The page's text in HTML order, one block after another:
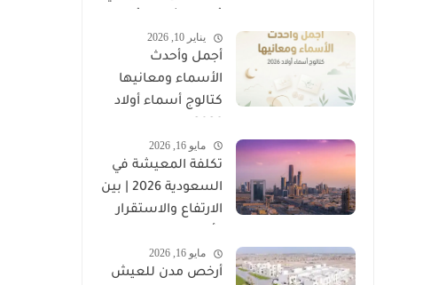
السلطانية)
يناير 10, 2026
أجمل وأحدث
الأسماء ومعانيها
كتالوج أسماء أولاد
مايو 16, 2026
تكلفة المعيشة في
السعودية 2026 | بين
الارتفاع والاستقرار
المؤثرة
مايو 16, 2026
أرخص مدن للعيش